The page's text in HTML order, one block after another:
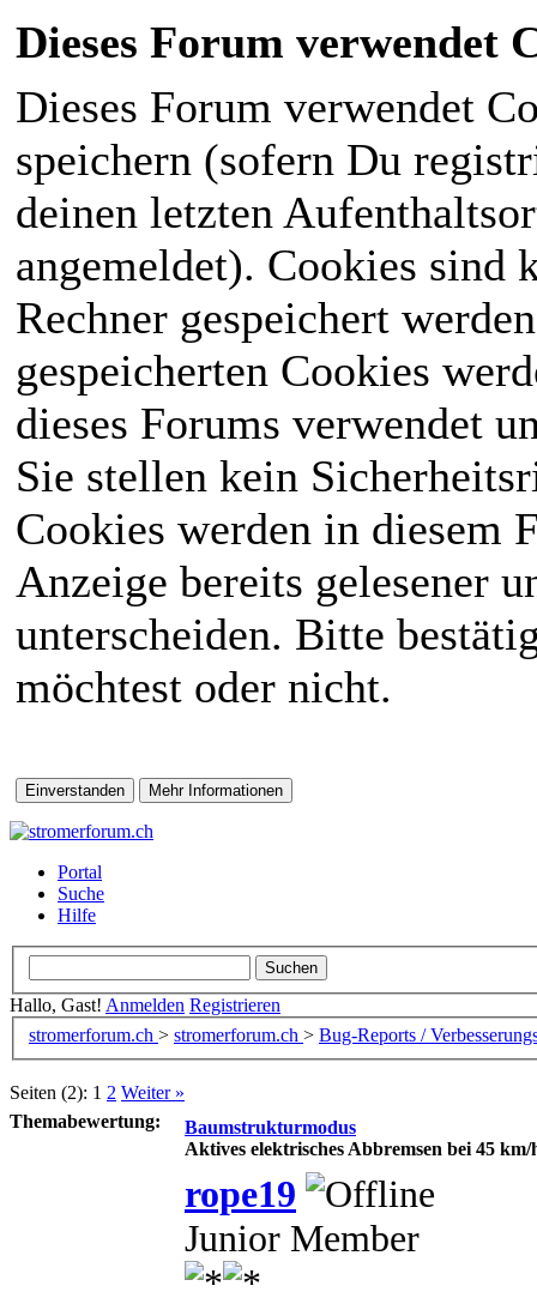
Dieses Forum verwendet
Dieses Forum verwendet
speichern (sofern Du
deinen letzten
angemeldet). Cookies sind
Rechner gespeichert
gespeicherten Cookies
dieses Forums verwendet
Sie stellen kein
Cookies werden in diesem
Anzeige bereits gelesener
unterscheiden. Bitte
möchtest oder nicht.
Portal
Suche
Hilfe
Hallo, Gast! Anmelden Registrieren
stromerforum.ch > stromerforum.ch > Bug-Reports /
Seiten (2): 1 2 Weiter »
Themabewertung:
Baumstrukturmodus
Aktives elektrisches Abbremsen bei 45 km/
rope19
Junior Member